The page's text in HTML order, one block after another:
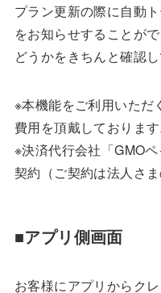
プラン更新の際に自動
をお知らせすることが
どうかをきちんと確認
※本機能をご利用いただ
費用を頂戴しております
※決済代行会社「GMO
契約（ご契約は法人さ
■アプリ側画面
お客様にアプリからク